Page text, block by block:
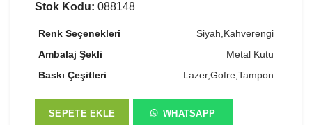
Stok Kodu: 088148
Renk Seçenekleri
Siyah,Kahverengi
Ambalaj Şekli
Metal Kutu
Baskı Çeşitleri
Lazer,Gofre,Tampon
SEPETE EKLE WHATSAPP